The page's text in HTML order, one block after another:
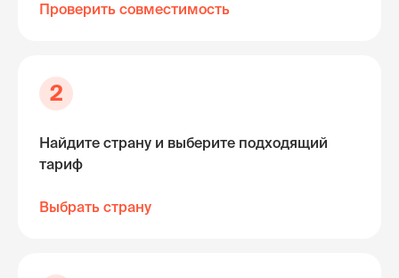
Проверить совместимость
2
Найдите страну и выберите подходящий
тариф
Выбрать страну